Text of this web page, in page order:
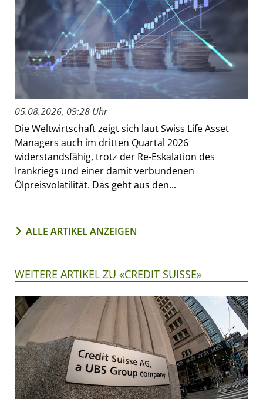
05.08.2026, 09:28 Uhr
Die Weltwirtschaft zeigt sich laut Swiss Life Asset
Managers auch im dritten Quartal 2026
widerstandsfähig, trotz der Re-Eskalation des
Irankriegs und einer damit verbundenen
Ölpreisvolatilität. Das geht aus den...
ALLE ARTIKEL ANZEIGEN
WEITERE ARTIKEL ZU «CREDIT SUISSE»